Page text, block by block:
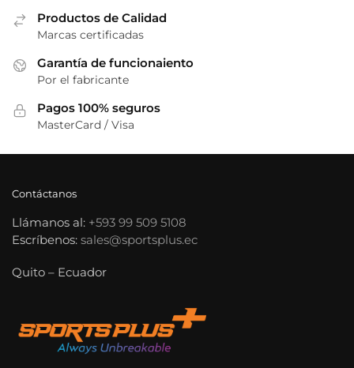
Productos de Calidad
Marcas certificadas
Garantía de funcionaiento
Por el fabricante
Pagos 100% seguros
MasterCard / Visa
Contáctanos
Llámanos al: +593 99 509 5108
Escríbenos: sales@sportsplus.ec
Quito – Ecuador